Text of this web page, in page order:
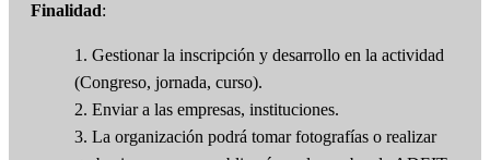
Finalidad:
1. Gestionar la inscripción y desarrollo en la actividad
(Congreso, jornada, curso).
2. Enviar a las empresas, instituciones.
3. La organización podrá tomar fotografías o realizar